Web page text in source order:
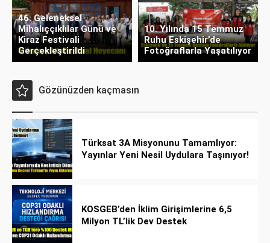
46. Geleneksel
Mihalıççıklılar Günü ve
Kiraz Festivali
Gerçekleştirildi
10. Yılında 15 Temmuz
Ruhu Eskişehir’de
Fotoğraflarla Yaşatılıyor
Gözünüzden kaçmasın
Türksat 3A Misyonunu Tamamlıyor:
Yayınlar Yeni Nesil Uydulara Taşınıyor!
KOSGEB’den İklim Girişimlerine 6,5
Milyon TL’lik Dev Destek